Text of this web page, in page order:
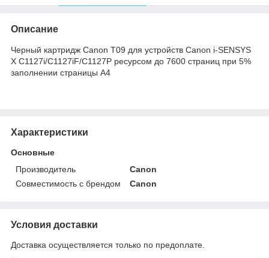
Описание
Черный картридж Canon T09 для устройств Canon i-SENSYS
X C1127i/C1127iF/C1127P ресурсом до 7600 страниц при 5%
заполнении страницы А4
Характеристики
Основные
Производитель
Canon
Совместимость с брендом
Canon
Условия доставки
Доставка осуществляется только по предоплате.